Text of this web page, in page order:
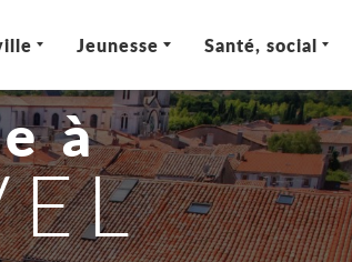
Jeunesse Santé, social
à